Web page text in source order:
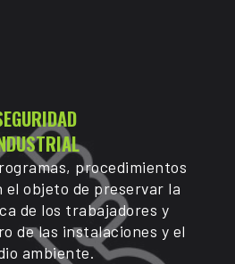
procedimientos
el objeto de preservar la
de los trabajadores y
de las instalaciones y el
ambiente.